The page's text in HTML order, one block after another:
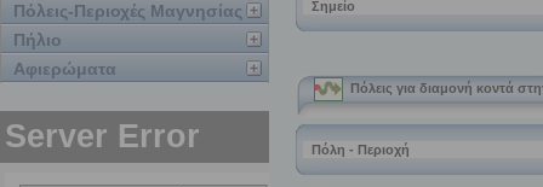
Πόλεις-Περιοχές Μαγνησίας
Πήλιο
Αφιερώματα